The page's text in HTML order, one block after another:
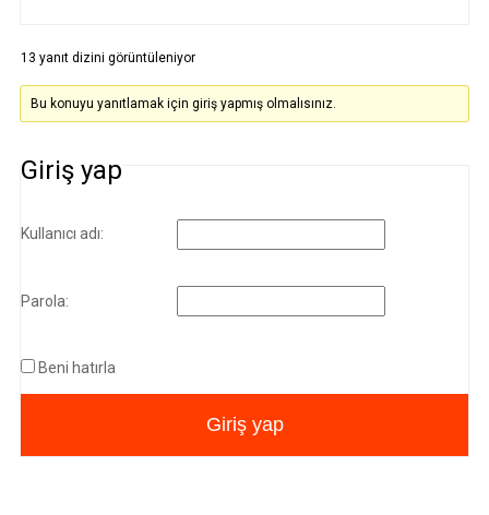
13 yanıt dizini görüntüleniyor
Bu konuyu yanıtlamak için giriş yapmış olmalısınız.
Giriş yap
Kullanıcı adı:
Parola:
Beni hatırla
Giriş yap